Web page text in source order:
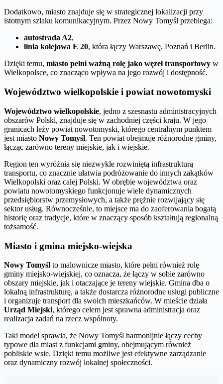
Dodatkowo, miasto znajduje się w strategicznej lokalizacji przy
istotnym szlaku komunikacyjnym. Przez Nowy Tomyśl przebiega:
autostrada A2,
linia kolejowa E 20, która łączy Warszawę, Poznań i Berlin.
Dzięki temu, miasto pełni ważną rolę jako węzeł transportowy w
Wielkopolsce, co znacząco wpływa na jego rozwój i dostępność.
Województwo wielkopolskie i powiat nowotomyski
Województwo wielkopolskie, jedno z szesnastu administracyjnych
obszarów Polski, znajduje się w zachodniej części kraju. W jego
granicach leży powiat nowotomyski, którego centralnym punktem
jest miasto Nowy Tomyśl. Ten powiat obejmuje różnorodne gminy,
łącząc zarówno tereny miejskie, jak i wiejskie.
Region ten wyróżnia się niezwykle rozwiniętą infrastrukturą
transportu, co znacznie ułatwia podróżowanie do innych zakątków
Wielkopolski oraz całej Polski. W obrębie województwa oraz
powiatu nowotomyskiego funkcjonuje wiele dynamicznych
przedsiębiorstw przemysłowych, a także prężnie rozwijający się
sektor usług. Równocześnie, to miejsce ma do zaoferowania bogatą
historię oraz tradycje, które w znaczący sposób kształtują regionalną
tożsamość.
Miasto i gmina miejsko-wiejska
Nowy Tomyśl to malownicze miasto, które pełni również rolę
gminy miejsko-wiejskiej, co oznacza, że łączy w sobie zarówno
obszary miejskie, jak i otaczające je tereny wiejskie. Gmina dba o
lokalną infrastrukturę, a także dostarcza różnorodne usługi publiczne
i organizuje transport dla swoich mieszkańców. W mieście działa
Urząd Miejski, którego celem jest sprawna administracja oraz
realizacja zadań na rzecz wspólnoty.
Taki model sprawia, że Nowy Tomyśl harmonijnie łączy cechy
typowe dla miast z funkcjami gminy, obejmującym również
pobliskie wsie. Dzięki temu możliwe jest efektywne zarządzanie
oraz dynamiczny rozwój lokalnej społeczności.